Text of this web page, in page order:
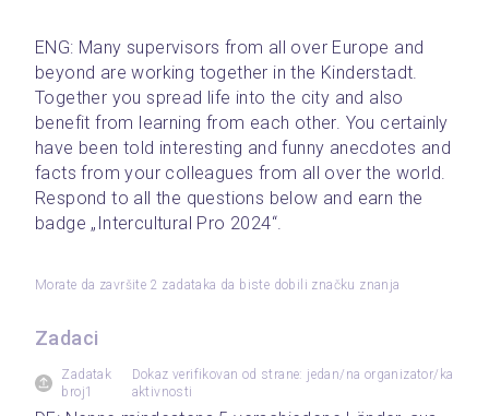
ENG: Many supervisors from all over Europe and
beyond are working together in the Kinderstadt.
Together you spread life into the city and also
benefit from learning from each other. You certainly
have been told interesting and funny anecdotes and
facts from your colleagues from all over the world.
Respond to all the questions below and earn the
badge „Intercultural Pro 2024“.
Morate da završite 2 zadataka da biste dobili značku znanja
Zadaci
Zadatak
broj1
Dokaz verifikovan od strane: jedan/na organizator/ka
aktivnosti